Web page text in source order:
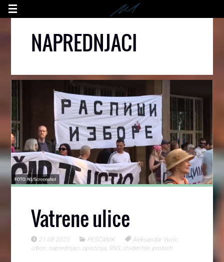
NAPREDNJACI
Vatrene ulice
21.08.2025 PEŠČANIK Aleksandar Vucic,
izbori, naprednjaci, opozicija, SNS, studentski protesti